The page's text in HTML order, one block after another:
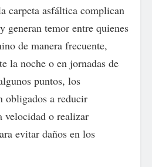
carpeta asfáltica complican
generan temor entre quienes
de manera frecuente,
la noche o en jornadas de
puntos, los
obligados a reducir
velocidad o realizar
evitar daños en los